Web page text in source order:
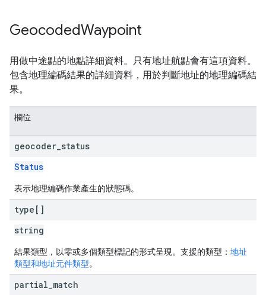
GeocodedWaypoint
用做中途點的地點詳細資料。只有地址航點會有這項資料。
包含地理編碼結果的詳細資料，用於判斷地址的地理編碼結
果。
欄位
geocoder status
Status
表示地理編碼作業產生的狀態碼。
type[]
string
結果類型，以零或多個類型標記的形式呈現。支援的類型： 地址
類型和地址元件類型。
partial match